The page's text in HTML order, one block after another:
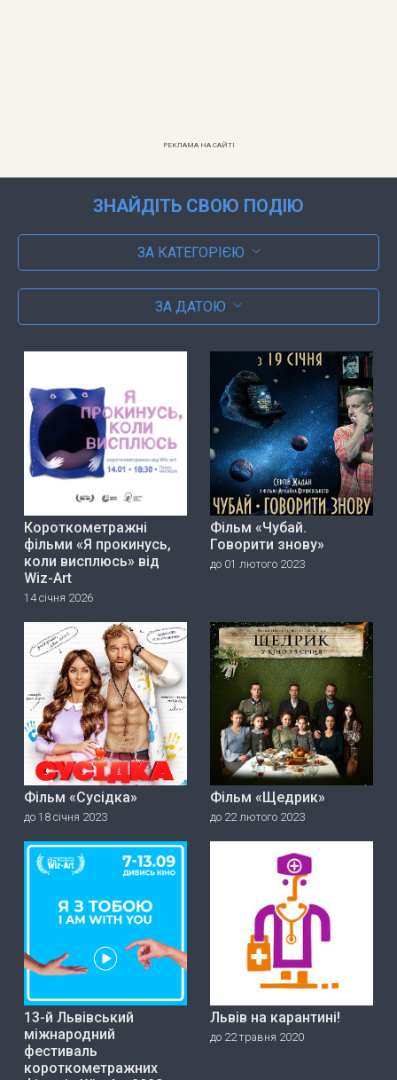
РЕКЛАМА НА САЙТІ
ЗНАЙДІТЬ СВОЮ ПОДІЮ
ЗА КАТЕГОРІЄЮ
ЗА ДАТОЮ
Короткометражні
фільми «Я прокинусь,
коли висплюсь» від
Wiz-Art
14 січня 2026
Фільм «Чубай.
Говорити знову»
до 01 лютого 2023
Фільм «Сусідка»
до 18 січня 2023
Фільм «Щедрик»
до 22 лютого 2023
13-й Львівський
міжнародний
фестиваль
короткометражних
Львів на карантині!
до 22 травня 2020